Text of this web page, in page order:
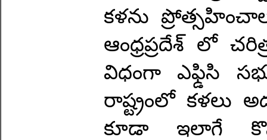
కళను
ఆంధ్రప్రదేశ్ లో
విధంగా ఎఫ్డిసి
రాష్ట్రంలో కళలు
కూడా ఇలాగే